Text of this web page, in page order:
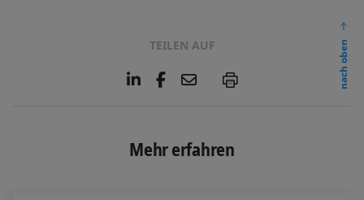
TEILEN AUF
L
e
d
F
o
E
l
P
nach oben
Mehr erfahren